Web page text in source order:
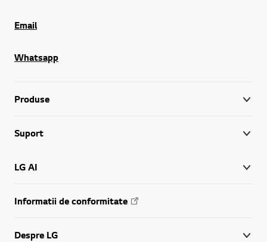
Email
Whatsapp
Produse
Suport
LG AI
Informatii de conformitate
Despre LG